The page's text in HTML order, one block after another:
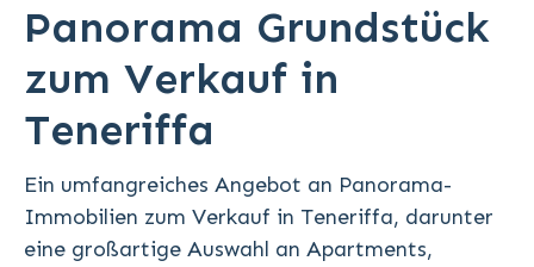
Panorama Grundstück
zum Verkauf in
Teneriffa
Ein umfangreiches Angebot an Panorama-
Immobilien zum Verkauf in Teneriffa, darunter
eine großartige Auswahl an Apartments,